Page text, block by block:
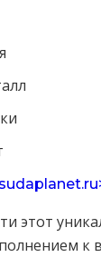
этот
к